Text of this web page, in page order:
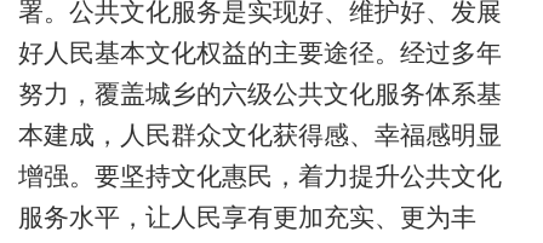
署。公共文化服务是实现好、维护好、发展
好人民基本文化权益的主要途径。经过多年
努力，覆盖城乡的六级公共文化服务体系基
本建成，人民群众文化获得感、幸福感明显
增强。要坚持文化惠民，着力提升公共文化
服务水平，让人民享有更加充实、更为丰